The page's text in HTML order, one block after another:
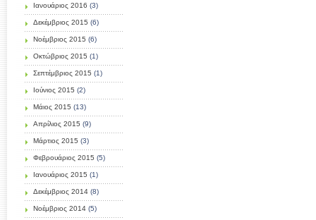
Ιανουάριος 2016 (3)
Δεκέμβριος 2015 (6)
Νοέμβριος 2015 (6)
Οκτώβριος 2015 (1)
Σεπτέμβριος 2015 (1)
Ιούνιος 2015 (2)
Μάιος 2015 (13)
Απρίλιος 2015 (9)
Μάρτιος 2015 (3)
Φεβρουάριος 2015 (5)
Ιανουάριος 2015 (1)
Δεκέμβριος 2014 (8)
Νοέμβριος 2014 (5)